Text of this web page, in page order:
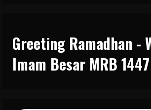
Greeting Ramadhan -
Imam Besar MRB